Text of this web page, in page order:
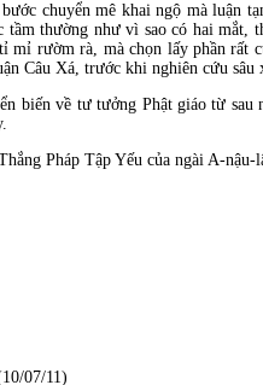
chuyển mê khai ngộ mà
thường như vì sao có hai
rườm rà, mà chọn lấy phần rất
Câu Xá, trước khi nghiên cứu sâu
biến về tư tưởng Phật giáo từ
Pháp Tập Yếu của ngài A-
07/11)